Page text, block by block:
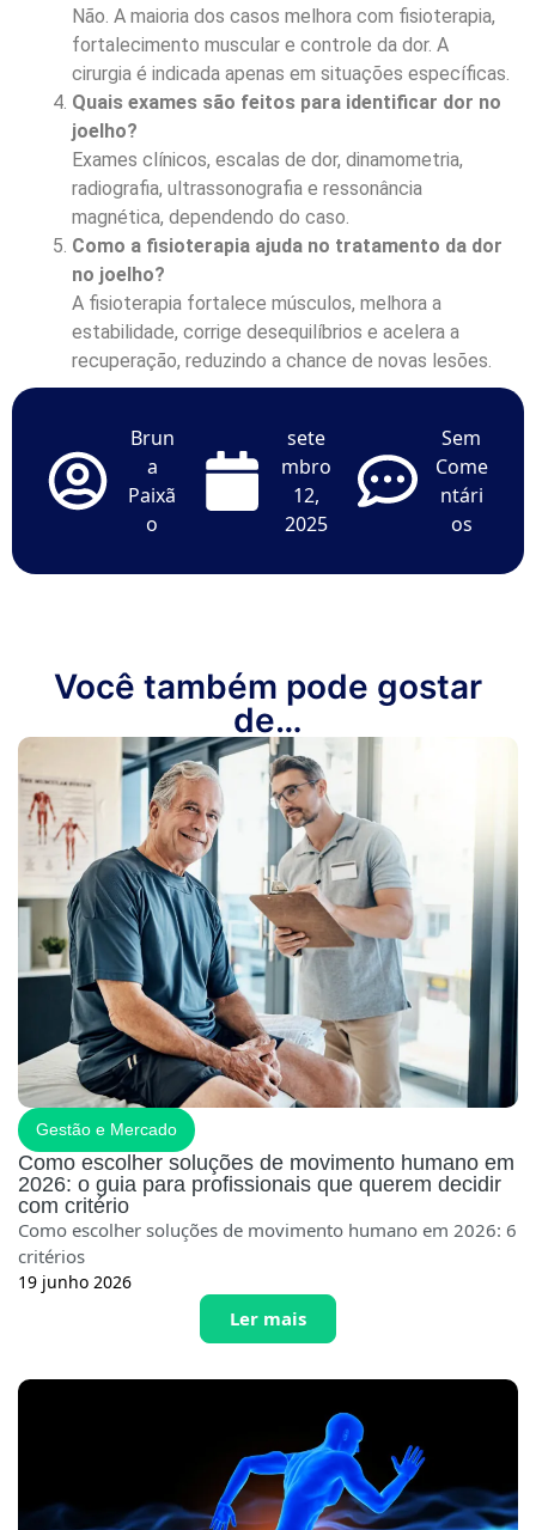
Não. A maioria dos casos melhora com fisioterapia,
fortalecimento muscular e controle da dor. A
cirurgia é indicada apenas em situações específicas.
Quais exames são feitos para identificar dor no
joelho?
Exames clínicos, escalas de dor, dinamometria,
radiografia, ultrassonografia e ressonância
magnética, dependendo do caso.
Como a fisioterapia ajuda no tratamento da dor
no joelho?
A fisioterapia fortalece músculos, melhora a
estabilidade, corrige desequilíbrios e acelera a
recuperação, reduzindo a chance de novas lesões.
Brun
a
Paixã
o
sete
mbro
12,
2025
Sem
Come
ntári
os
Você também pode gostar
de…
Gestão e Mercado
Como escolher soluções de movimento humano em
2026: o guia para profissionais que querem decidir
com critério
Como escolher soluções de movimento humano em 2026: 6
critérios
19 junho 2026
Ler mais